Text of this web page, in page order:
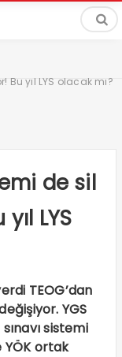
yıl LYS olacak mı?
de sil
LYS
TEOG’dan
YGS
sistemi
YÖK ortak